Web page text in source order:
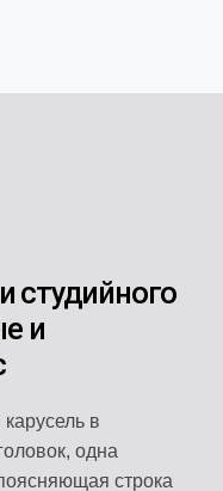
студийного
и
в
одна
строка